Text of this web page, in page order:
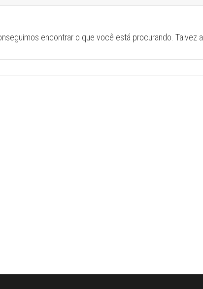
encontrar o que você está procurando. Talvez